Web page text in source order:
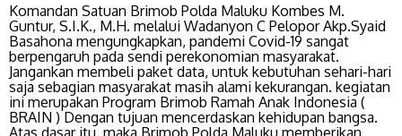
Komandan Satuan Brimob Polda Maluku Kombes M.
Guntur, S.I.K., M.H. melalui Wadanyon C Pelopor Akp.Syaid
Basahona mengungkapkan, pandemi Covid-19 sangat
berpengaruh pada sendi perekonomian masyarakat.
Jangankan membeli paket data, untuk kebutuhan sehari-hari
saja sebagian masyarakat masih alami kekurangan. kegiatan
ini merupakan Program Brimob Ramah Anak Indonesia (
BRAIN ) Dengan tujuan mencerdaskan kehidupan bangsa.
Atas dasar itu, maka Brimob Polda Maluku memberikan